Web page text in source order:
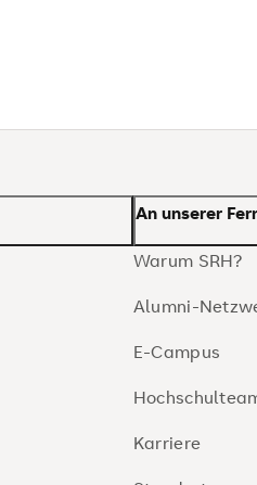
An unserer
Warum SRH?
Alumni-
E-Campus
Karriere